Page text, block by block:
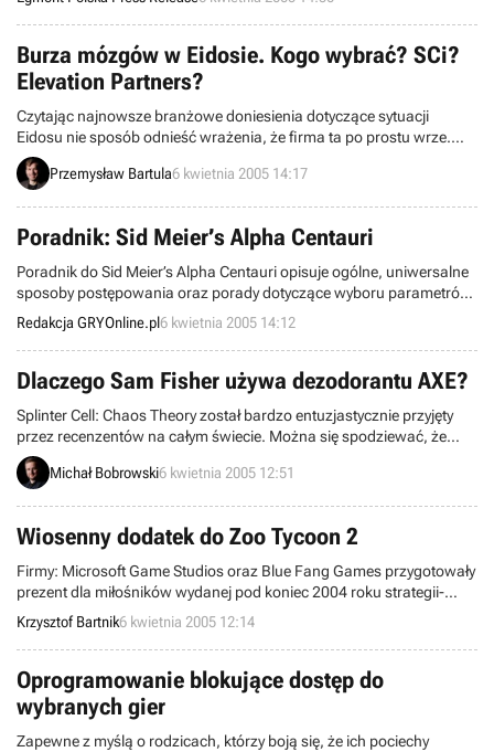
Burza mózgów w Eidosie. Kogo wybrać? SCi?
Elevation Partners?
Czytając najnowsze branżowe doniesienia dotyczące sytuacji
Eidosu nie sposób odnieść wrażenia, że firma ta po prostu wrze.
Jak wiemy, niedawno SCi oraz Elevation Partners złożyły oferty
przejęcia podupadłego brytyjskiego wydawcy, a zarząd Eidosu,
korzystniejsza niż Elevation Partners, ciągle nie została
zaakceptowana rozważają wyrzucenie na bruk członków zarządu
firmy.
Przemysław Bartula6 kwietnia 2005 14:17
Poradnik: Sid Meier’s Alpha Centauri
Poradnik do Sid Meier’s Alpha Centauri opisuje ogólne, uniwersalne
sposoby postępowania oraz porady dotyczące wyboru parametrów
rozgrywki, wyboru frakcji i innych podstawowych aspektów gry.
Poradnik przeznaczony jest raczej dla początkujących graczy. Jest
to drugi publikowany przez nas poradnik do gry, która ma już swoje
lata.
Redakcja GRYOnline.pl6 kwietnia 2005 14:12
Dlaczego Sam Fisher używa dezodorantu AXE?
Splinter Cell: Chaos Theory został bardzo entuzjastycznie przyjęty
przez recenzentów na całym świecie. Można się spodziewać, że
pozytywne komentarze i opinie bardzo dobrze wpłyną na poziom
sprzedaży tego tytułu. Jak się okazuje, sytuacja ta cieszy nie tylko
komputerowymi...
Michał Bobrowski6 kwietnia 2005 12:51
Wiosenny dodatek do Zoo Tycoon 2
Firmy: Microsoft Game Studios oraz Blue Fang Games przygotowały
prezent dla miłośników wydanej pod koniec 2004 roku strategii-
ekonomicznej, pt. Zoo Tycoon 2. Otóż wszyscy gracze posiadający
dostęp do Internetu mogą teraz pobrać z poziomu gry zupełnie
nową, wiosenną scenerię.
Krzysztof Bartnik6 kwietnia 2005 12:14
Oprogramowanie blokujące dostęp do
wybranych gier
Zapewne z myślą o rodzicach, którzy boją się, że ich pociechy